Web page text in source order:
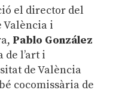
el director del
València i
Pablo González
l’art i
de València
cocomissària de